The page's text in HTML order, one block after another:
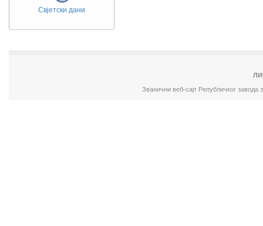
Свјетски дани
Званични веб-сајт Републичког